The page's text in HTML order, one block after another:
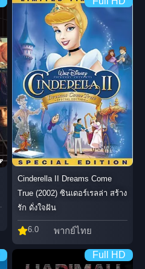
Cinderella II Dreams Come
True (2002) ซินเดอร์เรลล่า สร้าง
รัก ดั่งใจฝัน
6.0 พากย์ไทย
Full HD